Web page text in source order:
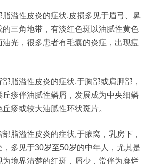
性皮炎的症状,皮损多见于眉弓、鼻
三角地带，有淡红色斑以油腻性黄色
光，很多患者有毛囊的炎症，出现痘
溢性皮炎的症状,于胸部或肩胛部，
丘疹伴油腻性鳞屑，发展成为中央细鳞
疹或较大油腻性环状斑片。
溢性皮炎的症状,于腋窝，乳房下，
多见于30岁至50岁的中年人，尤其是
境界清楚的红斑，屑少，常伴为糜烂